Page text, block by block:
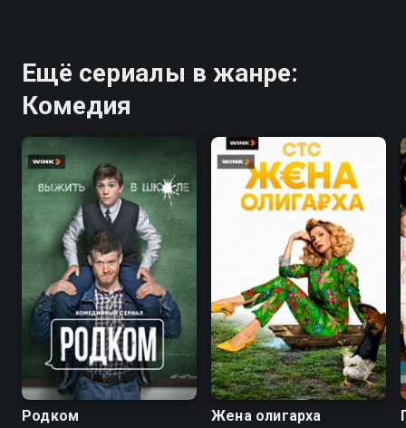
Ещё сериалы в жанре:
Комедия
7.9
Родком
7.6
Жена олигарха